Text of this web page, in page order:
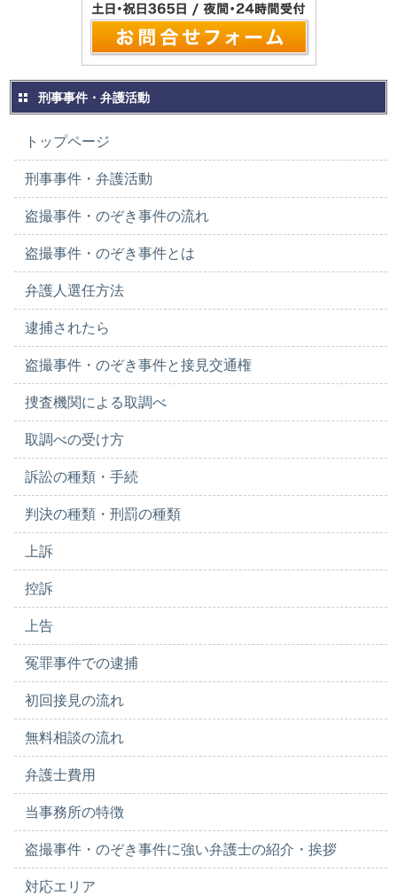
刑事事件・弁護活動
トップページ
刑事事件・弁護活動
盗撮事件・のぞき事件の流れ
盗撮事件・のぞき事件とは
弁護人選任方法
逮捕されたら
盗撮事件・のぞき事件と接見交通権
捜査機関による取調べ
取調べの受け方
訴訟の種類・手続
判決の種類・刑罰の種類
上訴
控訴
上告
冤罪事件での逮捕
初回接見の流れ
無料相談の流れ
弁護士費用
当事務所の特徴
盗撮事件・のぞき事件に強い弁護士の紹介・挨拶
対応エリア